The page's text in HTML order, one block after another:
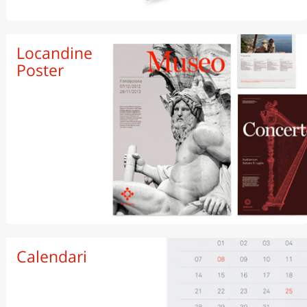
Standard
Premium
Locandine
Poster
Manifesti
Calendari